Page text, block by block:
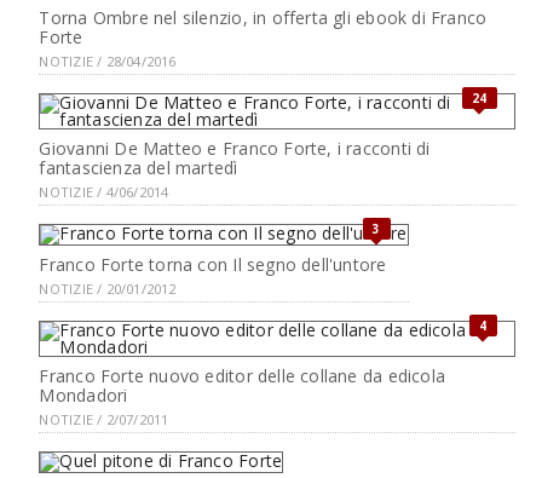
Torna Ombre nel silenzio, in offerta gli ebook di Franco
Forte
NOTIZIE / 28/04/2016
24
Giovanni De Matteo e Franco Forte, i racconti di
fantascienza del martedì
NOTIZIE / 4/06/2014
3
Franco Forte torna con Il segno dell'untore
NOTIZIE / 20/01/2012
4
Franco Forte nuovo editor delle collane da edicola
Mondadori
NOTIZIE / 2/07/2011